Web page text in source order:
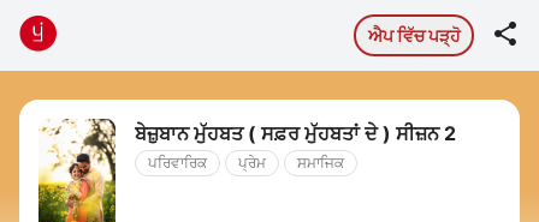
ਐਪ ਵਿੱਚ ਪੜ੍ਹੋ 
ਬੇਜ਼ੁਬਾਨ ਮੁੱਹਬਤ ( ਸਫ਼ਰ ਮੁੱਹਬਤਾਂ ਦੇ ) ਸੀਜ਼ਨ 2
ਪਰਿਵਾਰਿਕ ਪ੍ਰੇਮ ਸਮਾਜਿਕ